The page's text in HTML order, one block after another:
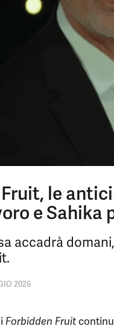
le
e Sahika
accadrà
2026
Forbidden Fruit